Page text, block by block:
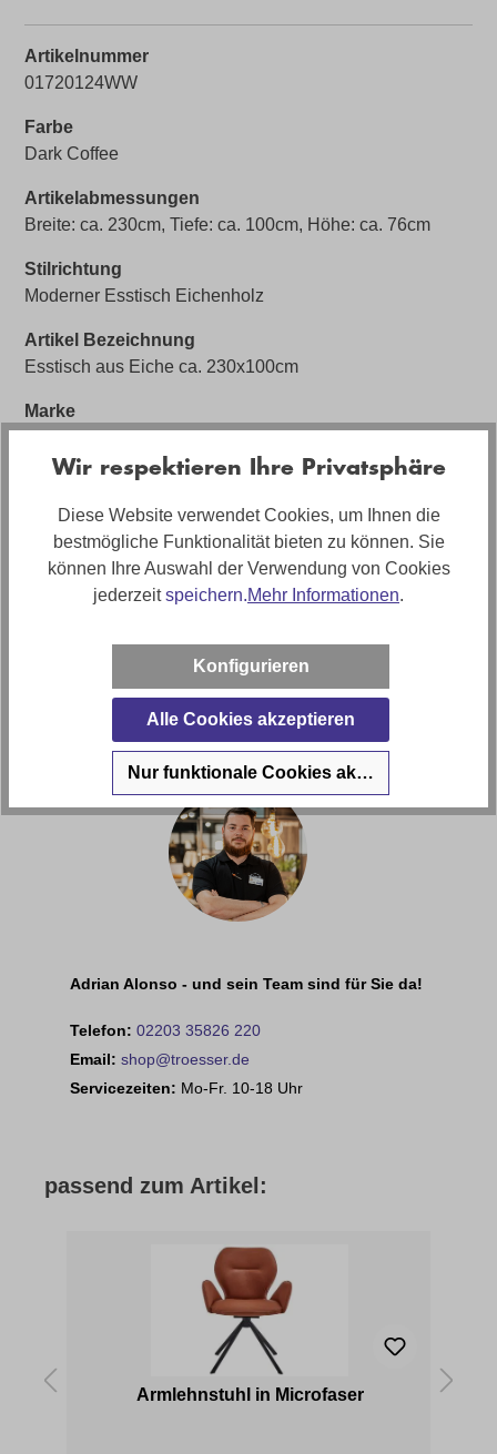
Artikelnummer
01720124WW
Farbe
Dark Coffee
Artikelabmessungen
Breite: ca. 230cm, Tiefe: ca. 100cm, Höhe: ca. 76cm
Stilrichtung
Moderner Esstisch Eichenholz
Artikel Bezeichnung
Esstisch aus Eiche ca. 230x100cm
Marke
Bewertungen
Anleitungen und Sicherheit
Haben Sie Fragen zu diesem
Adrian Alonso - und sein Team sind für Sie da!
Telefon: 02203 35826 220
Email: shop@troesser.de
Servicezeiten: Mo-Fr. 10-18 Uhr
passend zum Artikel:
Armlehnstuhl in Microfaser
Wir respektieren Ihre Privatsphäre
Diese Website verwendet Cookies, um Ihnen die
bestmögliche Funktionalität bieten zu können. Sie
können Ihre Auswahl der Verwendung von Cookies
jederzeitspeichern.Mehr Informationen.
Konfigurieren
Alle Cookies akzeptieren
Nur funktionale Cookies akzeptieren